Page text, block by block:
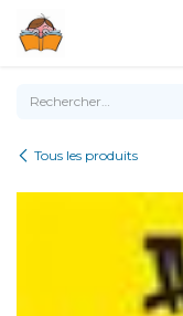
Tous les produits